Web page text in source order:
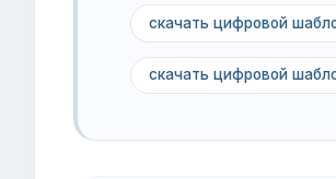
скачать цифровой
скачать цифровой